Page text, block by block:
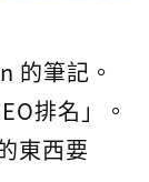
的筆記。
排名」。
東西要